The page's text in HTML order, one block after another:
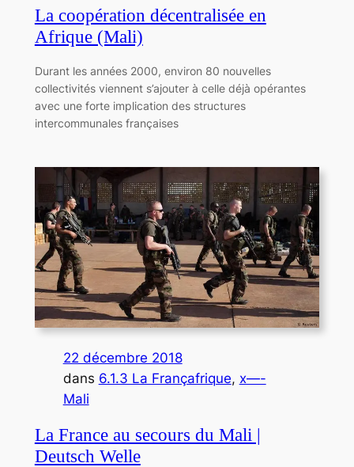
La coopération décentralisée en
Afrique (Mali)
Durant les années 2000, environ 80 nouvelles
collectivités viennent s’ajouter à celle déjà opérantes
avec une forte implication des structures
intercommunales françaises
22 décembre 2018
dans 6.1.3 La Françafrique, x—-
Mali
La France au secours du Mali |
Deutsch Welle